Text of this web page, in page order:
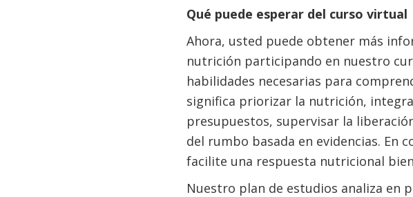
Qué puede esperar del curso virtual
Ahora, usted puede obtener más
nutrición participando en nuestro
habilidades necesarias para
significa priorizar la nutrición,
presupuestos, supervisar la
del rumbo basada en evidencias. En
facilite una respuesta nutricional
Nuestro plan de estudios analiza en